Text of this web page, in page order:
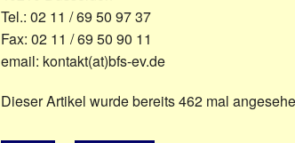
Tel.: 02 11 / 69 50 97 37
Fax: 02 11 / 69 50 90 11
email: kontakt(at)bfs-ev.de
Dieser Artikel wurde bereits 462 mal